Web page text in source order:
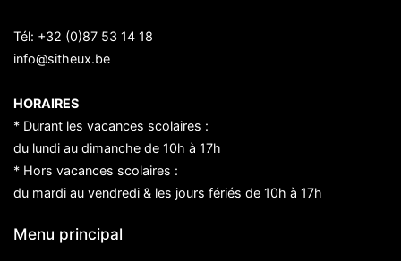
Tél: +32 (0)87 53 14 18
info@sitheux.be
HORAIRES
* Durant les vacances scolaires :
du lundi au dimanche de 10h à 17h
* Hors vacances scolaires :
du mardi au vendredi & les jours fériés de 10h à 17h
Menu principal